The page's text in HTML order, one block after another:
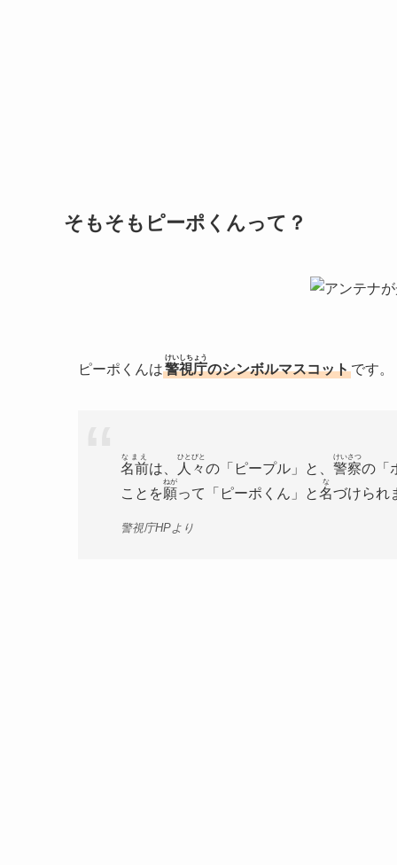
そもそもピーポくんって？
ピーポくんは警視庁
けいしちょう
のシンボルマスコットです。
名前
なまえ
は、 人々
ひとびと
の「ピープル」と、 警察
けいさつ
の「
ことを願
ねが
って「ピーポくん」と名
な
づけられ
警視庁HPより